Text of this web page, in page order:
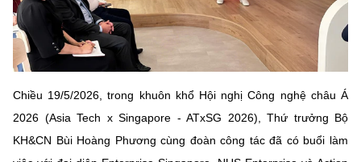
Năng lượng nguyên tử
Chuyển đổi số
Bưu chính, Viễn thông
Sở hữu trí tuệ
Tiêu chuẩn, đo lường, chất lượng
Khác
Videos
Infographic
Voice
Chiều 19/5/2026, trong khuôn khổ Hội nghị Công nghệ châu Á
2026 (Asia Tech x Singapore - ATxSG 2026), Thứ trưởng Bộ
KH&CN Bùi Hoàng Phương cùng đoàn công tác đã có buổi làm